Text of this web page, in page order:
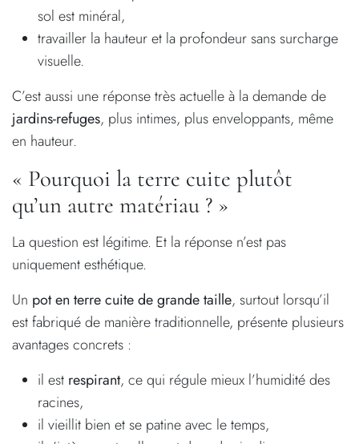
sol est minéral,
travailler la hauteur et la profondeur sans surcharge
visuelle.
C’est aussi une réponse très actuelle à la demande de
jardins-refuges, plus intimes, plus enveloppants, même
en hauteur.
« Pourquoi la terre cuite plutôt
qu’un autre matériau ? »
La question est légitime. Et la réponse n’est pas
uniquement esthétique.
Un pot en terre cuite de grande taille, surtout lorsqu’il
est fabriqué de manière traditionnelle, présente plusieurs
avantages concrets :
il est respirant, ce qui régule mieux l’humidité des
racines,
il vieillit bien et se patine avec le temps,